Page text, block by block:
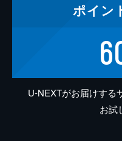
ポイン
U-NEXTがお届けする
お試